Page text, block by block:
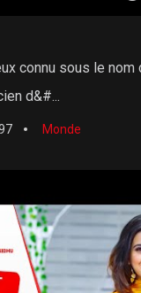
connu sous le nom
d&#...
Monde